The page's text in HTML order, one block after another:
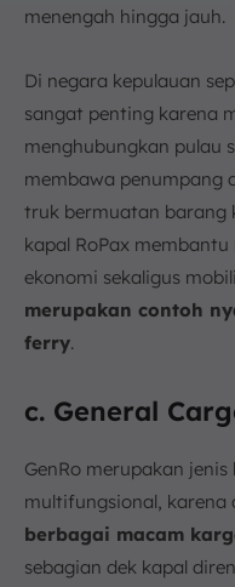
menengah hingga jauh.
Di negara kepulauan
sangat penting karena
menghubungkan pulau
membawa penumpang
truk bermuatan barang
kapal RoPax
ekonomi sekaligus
merupakan contoh
ferry.
c. General
GenRo merupakan jenis
multifungsional, karena
berbagai macam
sebagian dek kapal